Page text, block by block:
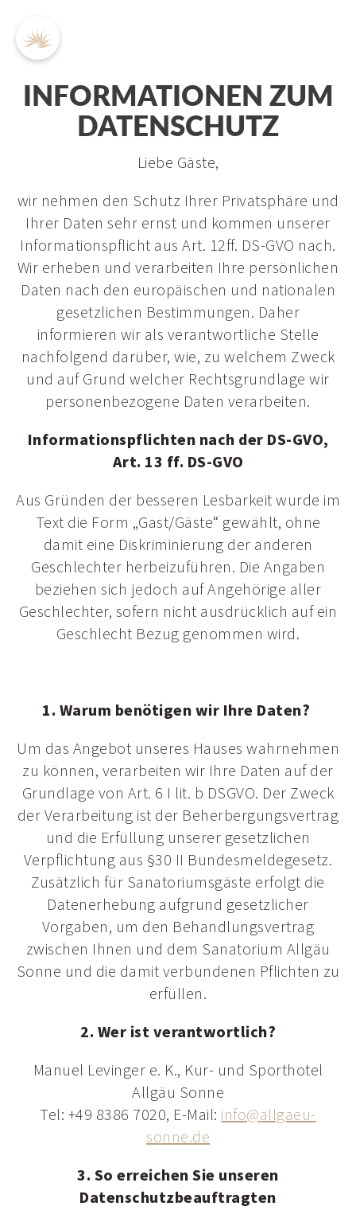
DEEN
Bilder
Philosophie & Team
Urlaubsinspiration
Geschenkgutscheine
Broschüren & Downloads
Karriere
Tagungen
Für Alleinreisende
Anreise
INFORMATIONEN ZUM
DATENSCHUTZ
Liebe Gäste,
wir nehmen den Schutz Ihrer Privatsphäre und
Ihrer Daten sehr ernst und kommen unserer
Informationspflicht aus Art. 12ff. DS-GVO nach.
Wir erheben und verarbeiten Ihre persönlichen
Daten nach den europäischen und nationalen
gesetzlichen Bestimmungen. Daher
informieren wir als verantwortliche Stelle
nachfolgend darüber, wie, zu welchem Zweck
und auf Grund welcher Rechtsgrundlage wir
personenbezogene Daten verarbeiten.
Informationspflichten nach der DS-GVO,
Art. 13 ff. DS-GVO
Aus Gründen der besseren Lesbarkeit wurde im
Text die Form „Gast/Gäste“ gewählt, ohne
damit eine Diskriminierung der anderen
Geschlechter herbeizuführen. Die Angaben
beziehen sich jedoch auf Angehörige aller
Geschlechter, sofern nicht ausdrücklich auf ein
Geschlecht Bezug genommen wird.
1. Warum benötigen wir Ihre Daten?
Um das Angebot unseres Hauses wahrnehmen
zu können, verarbeiten wir Ihre Daten auf der
Grundlage von Art. 6 I lit. b DSGVO. Der Zweck
der Verarbeitung ist der Beherbergungsvertrag
und die Erfüllung unserer gesetzlichen
Verpflichtung aus §30 II Bundesmeldegesetz.
Zusätzlich für Sanatoriumsgäste erfolgt die
Datenerhebung aufgrund gesetzlicher
Vorgaben, um den Behandlungsvertrag
zwischen Ihnen und dem Sanatorium Allgäu
Sonne und die damit verbundenen Pflichten zu
erfüllen.
2. Wer ist verantwortlich?
Manuel Levinger e. K., Kur- und Sporthotel
Allgäu Sonne
Tel: +49 8386 7020, E-Mail:info@allgaeu-
sonne.de
3. So erreichen Sie unseren
Datenschutzbeauftragten